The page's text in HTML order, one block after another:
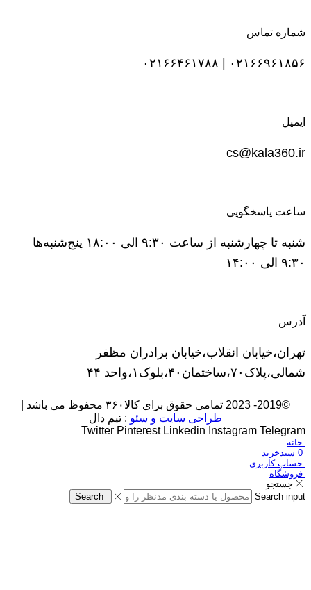
شماره تماس
۰۲۱۶۶۹۶۱۸۵۶ | ۰۲۱۶۶۴۶۱۷۸۸
ایمیل
cs@kala360.ir
ساعت پاسخگویی
شنبه تا چهارشنبه از ساعت ۹:۳۰ الی ۱۸:۰۰ پنج‌شنبه‌ها
۹:۳۰ الی ۱۴:۰۰
آدرس
تهران،خیابان انقلاب،خیابان برادران مظفر
شمالی،پلاک۷۰،ساختمان۴۰،بلوک۱،واحد ۴۴
©2019- 2023 تمامی حقوق برای کالا۳۶۰ محفوظ می باشد |
طراحی سایت و سئو : تیم دال
Twitter Pinterest Linkedin Instagram Telegram
خانه
0 سبدخرید
حساب کاربری
فروشگاه
جستجو
Search input
Search